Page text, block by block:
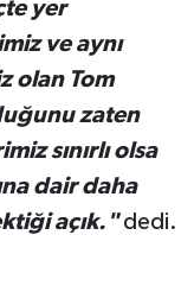
yer
ve aynı
olan Tom
zaten
sınırlı olsa
dair daha
açık."dedi.